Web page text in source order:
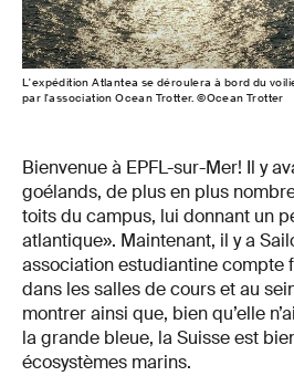
L'expédition Atlantea se déroulera à bord du
par l'association Ocean Trotter. ©Ocean Trotter
Bienvenue à EPFL-sur-Mer! Il y
goélands, de plus en plus
toits du campus, lui donnant un
atlantique». Maintenant, il y a
association estudiantine compte
dans les salles de cours et au
montrer ainsi que, bien qu’elle
la grande bleue, la Suisse est
écosystèmes marins.